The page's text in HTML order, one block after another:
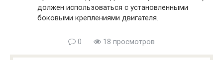
должен использоваться с установленными
боковыми креплениями двигателя.
0 18 просмотров